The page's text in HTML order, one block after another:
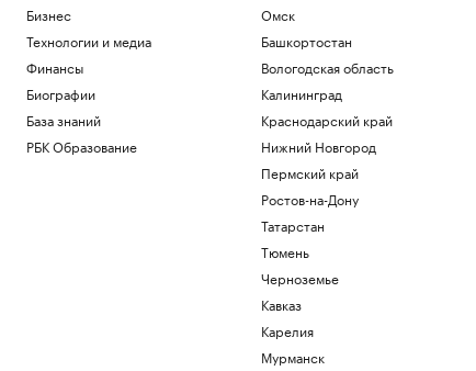
Бизнес
Технологии и медиа
Финансы
Биографии
База знаний
РБК Образование
Омск
Башкортостан
Вологодская область
Калининград
Краснодарский край
Нижний Новгород
Пермский край
Ростов-на-Дону
Татарстан
Тюмень
Черноземье
Кавказ
Карелия
Мурманск